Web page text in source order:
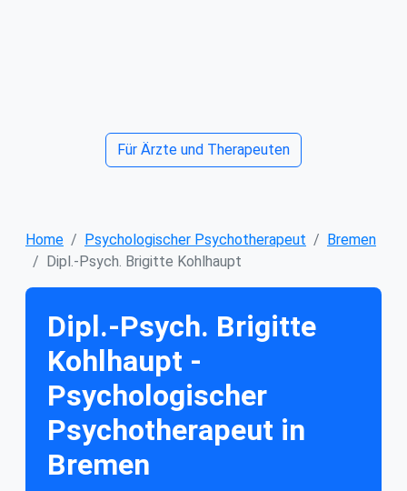
Für Ärzte und Therapeuten
Home Psychologischer Psychotherapeut
Bremen
Dipl.-Psych. Brigitte Kohlhaupt
Dipl.-Psych. Brigitte
Kohlhaupt -
Psychologischer
Psychotherapeut in
Bremen